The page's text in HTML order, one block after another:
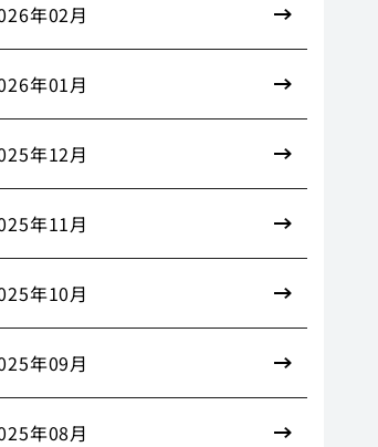
年02月
年01月
年12月
年11月
年10月
年09月
年08月